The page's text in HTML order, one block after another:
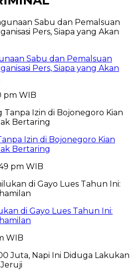
Sabu dan Pemalsuan
Pers, Siapa yang Akan
pm WIB
Izin di Bojonegoro Kian
Bertaring
pm WIB
di Gayo Lues Tahun Ini:
WIB